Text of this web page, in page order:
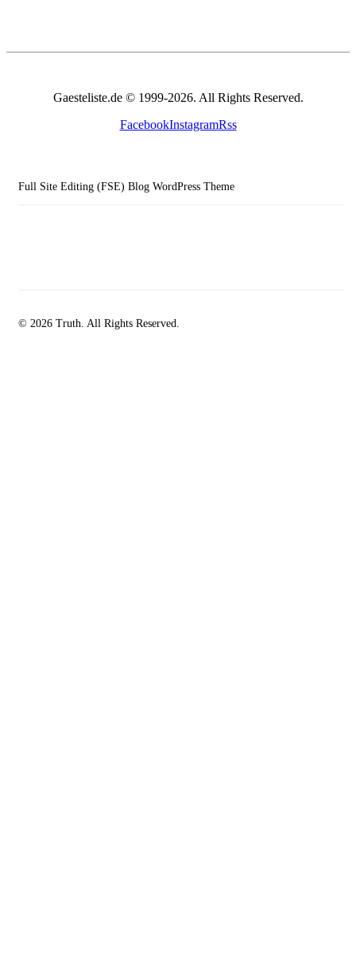
Gaesteliste.de © 1999-2026. All Rights Reserved.
FacebookInstagramRss
Full Site Editing (FSE) Blog WordPress Theme
© 2026 Truth. All Rights Reserved.